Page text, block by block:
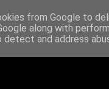
from Google to
along with
and address